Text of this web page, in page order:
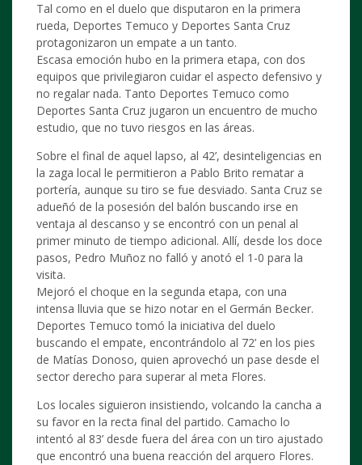
Tal como en el duelo que disputaron en la primera
rueda, Deportes Temuco y Deportes Santa Cruz
protagonizaron un empate a un tanto.
Escasa emoción hubo en la primera etapa, con dos
equipos que privilegiaron cuidar el aspecto defensivo y
no regalar nada. Tanto Deportes Temuco como
Deportes Santa Cruz jugaron un encuentro de mucho
estudio, que no tuvo riesgos en las áreas.
Sobre el final de aquel lapso, al 42’, desinteligencias en
la zaga local le permitieron a Pablo Brito rematar a
portería, aunque su tiro se fue desviado. Santa Cruz se
adueñó de la posesión del balón buscando irse en
ventaja al descanso y se encontró con un penal al
primer minuto de tiempo adicional. Allí, desde los doce
pasos, Pedro Muñoz no falló y anotó el 1-0 para la
visita.
Mejoró el choque en la segunda etapa, con una
intensa lluvia que se hizo notar en el Germán Becker.
Deportes Temuco tomó la iniciativa del duelo
buscando el empate, encontrándolo al 72’ en los pies
de Matías Donoso, quien aprovechó un pase desde el
sector derecho para superar al meta Flores.
Los locales siguieron insistiendo, volcando la cancha a
su favor en la recta final del partido. Camacho lo
intentó al 83’ desde fuera del área con un tiro ajustado
que encontró una buena reacción del arquero Flores.